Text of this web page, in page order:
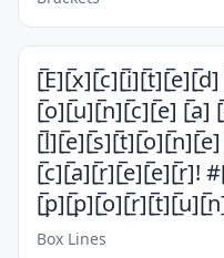
[̲̅o][̲̅u][̲̅n][̲̅c][̲̅e] [̲̅a]
[̲̅c][̲̅a][̲̅r][̲̅e][̲̅e][̲̅r]!
Box Lines